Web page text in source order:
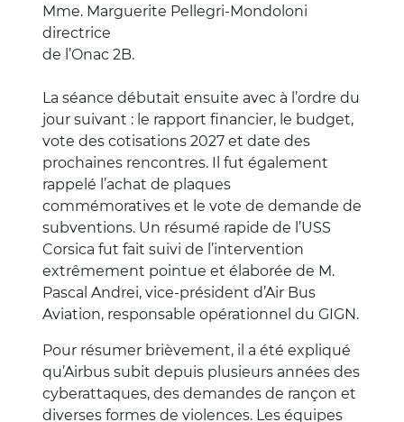
Mme. Marguerite Pellegri-Mondoloni
directrice
de l’Onac 2B.
La séance débutait ensuite avec à l’ordre du
jour suivant : le rapport financier, le budget,
vote des cotisations 2027 et date des
prochaines rencontres. Il fut également
rappelé l’achat de plaques
commémoratives et le vote de demande de
subventions. Un résumé rapide de l’USS
Corsica fut fait suivi de l’intervention
extrêmement pointue et élaborée de M.
Pascal Andrei, vice-président d’Air Bus
Aviation, responsable opérationnel du GIGN.
Pour résumer brièvement, il a été expliqué
qu’Airbus subit depuis plusieurs années des
cyberattaques, des demandes de rançon et
diverses formes de violences. Les équipes